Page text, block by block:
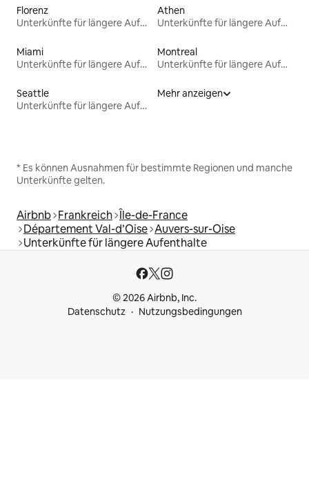
Florenz
Unterkünfte für längere Aufenthalte
Athen
Unterkünfte für längere Aufenthalte
Miami
Unterkünfte für längere Aufenthalte
Montreal
Unterkünfte für längere Aufenthalte
Seattle
Unterkünfte für längere Aufenthalte
Mehr anzeigen
* Es können Ausnahmen für bestimmte Regionen und manche
Unterkünfte gelten.
Airbnb Frankreich Île-de-France
Département Val-d’Oise Auvers-sur-Oise
Unterkünfte für längere Aufenthalte
© 2026 Airbnb, Inc.
Datenschutz
Nutzungsbedingungen